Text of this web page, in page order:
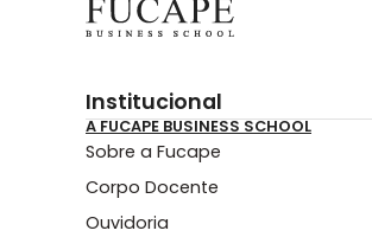
Institucional
A FUCAPE BUSINESS SCHOOL
Sobre a Fucape
Corpo Docente
Ouvidoria